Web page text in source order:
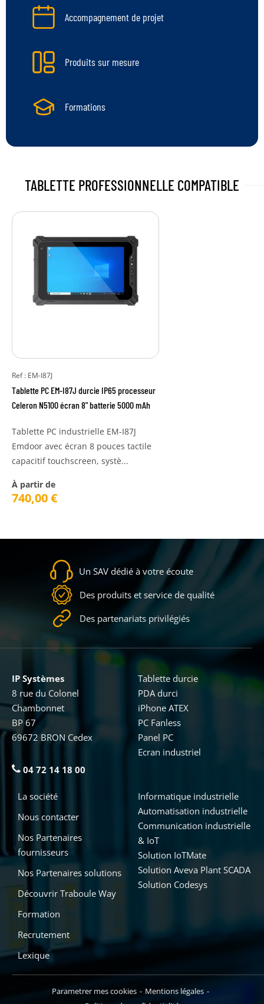
Accompagnement de projet
Produits sur mesure
Formations
TABLETTE PROFESSIONNELLE COMPATIBLE
Ref : EM-I87J
Tablette PC EM-I87J durcie IP65 processeur
Celeron N5100 écran 8" batterie 5000 mAh
Tablette PC industrielle EM-I87J
Emdoor avec écran 8 pouces tactile
capacitif touchscreen, systè...
À partir de
740,00€
Un SAV dédié à votre écoute
Des produits et service de qualité
Des partenariats privilégiés
IP Systèmes
8 rue du Colonel
Chambonnet
BP 67
69672 BRON Cedex
04 72 14 18 00
Informatique industrielle
Automatisation industrielle
Communication industrielle
& IoT
Solution IoTMate
Solution Aveva Plant SCADA
Solution Codesys
Tablette durcie
PDA durci
iPhone ATEX
PC Fanless
Panel PC
Ecran industriel
La société
Nous contacter
Nos Partenaires
fournisseurs
Nos Partenaires solutions
Découvrir Traboule Way
Formation
Recrutement
Lexique
Parametrer mes cookies
Mentions légales